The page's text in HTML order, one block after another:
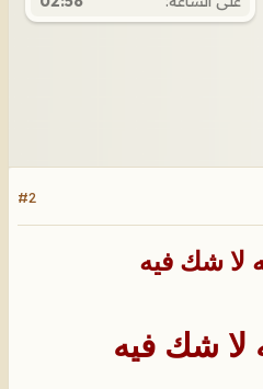
#2
لا شك فيه
لا شك فيه